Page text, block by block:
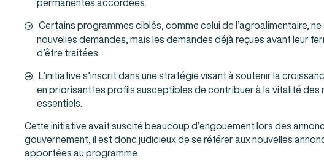
Certains programmes ciblés, comme celui de l’agroalimentaire,
nouvelles demandes, mais les demandes déjà reçues avant leur
d’être traitées.
L’initiative s’inscrit dans une stratégie visant à soutenir la
en priorisant les profils susceptibles de contribuer à la vitalité
essentiels.
Cette initiative avait suscité beaucoup d’engouement lors des
gouvernement, il est donc judicieux de se référer aux nouvelles
apportées au programme.